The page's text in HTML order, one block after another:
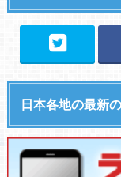
日本各地の最新